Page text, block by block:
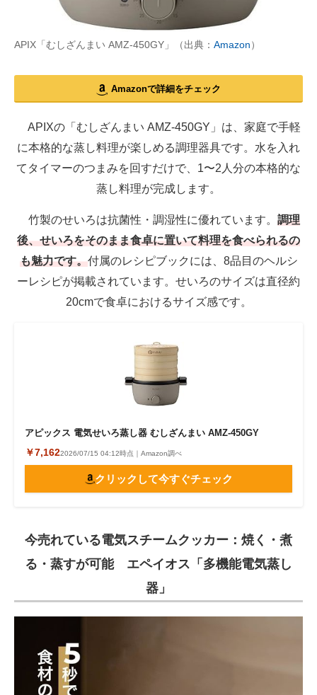
APIX「むしざんまい AMZ-450GY」（出典： Amazon）
Amazonで詳細をチェック
APIXの「むしざんまい AMZ-450GY」は、家庭で手軽
に本格的な蒸し料理が楽しめる調理器具です。水を入れ
てタイマーのつまみを回すだけで、1〜2人分の本格的な
蒸し料理が完成します。
竹製のせいろは抗菌性・調湿性に優れています。 調理
後、せいろをそのまま食卓に置いて料理を食べられるの
も魅力です。付属のレシピブックには、8品目のヘルシ
ーレシピが掲載されています。せいろのサイズは直径約
20cmで食卓におけるサイズ感です。
アピックス 電気せいろ蒸し器 むしざんまい AMZ-450GY
￥7,1622026/07/15 04:12時点｜Amazon調べ
クリックして今すぐチェック
今売れている電気スチームクッカー：焼く・煮
る・蒸すが可能 エペイオス「多機能電気蒸し
器」